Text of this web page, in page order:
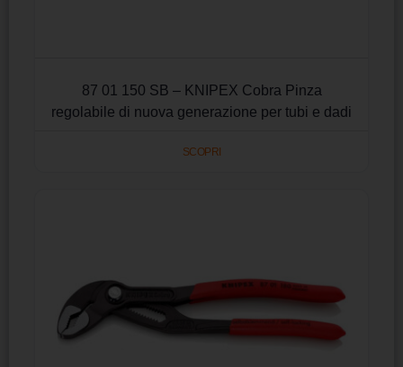
87 01 150 SB – KNIPEX Cobra Pinza
regolabile di nuova generazione per tubi e dadi
SCOPRI